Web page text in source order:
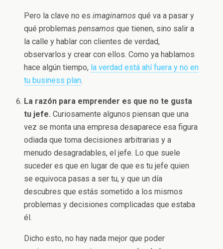
Pero la clave no esimaginarnos qué va a pasar y
qué problemaspensamos que tienen, sino salir a
la calle y hablar con clientes de verdad,
observarlos y crear con ellos. Como ya hablamos
hace algún tiempo, la verdad está ahí fuera y no en
tu business plan.
La razón para emprender es que no te gusta
tu jefe.Curiosamente algunos piensan que una
vez se monta una empresa desaparece esa figura
odiada que toma decisiones arbitrarias y a
menudo desagradables, el jefe. Lo que suele
suceder es que en lugar de que es tu jefe quien
se equivoca pasas a ser tu, y que un día
descubres que estás sometido a los mismos
problemas y decisiones complicadas que estaba
él.
Dicho esto, no hay nada mejor que poder